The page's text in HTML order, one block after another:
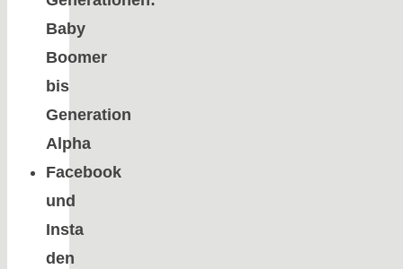
Baby
Boomer
bis
Generation
Alpha
Facebook
und
Insta
den